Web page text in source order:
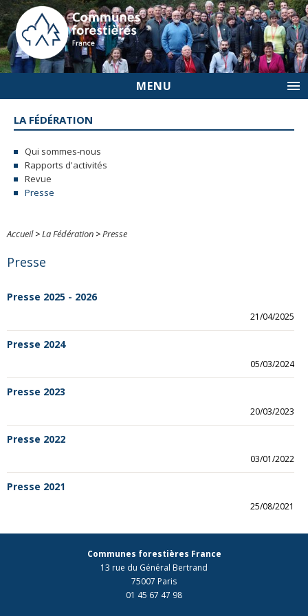
MENU
LA FÉDÉRATION
Qui sommes-nous
Rapports d'activités
Revue
Presse
Accueil>La Fédération >Presse
Presse
Presse 2025 - 2026
21/04/2025
Presse 2024
05/03/2024
Presse 2023
20/03/2023
Presse 2022
03/01/2022
Presse 2021
25/08/2021
Communes forestières France
13 rue du Général Bertrand
75007 Paris
01 45 67 47 98